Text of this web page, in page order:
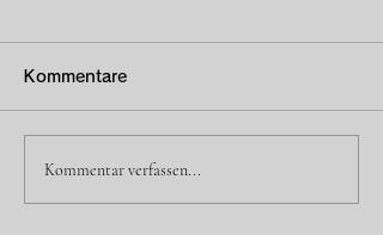
ist Seiko (Oma)?
Medien/Exorzisten“
neben „Nube“ und „Blue
Manga-Blogger! Unter den
faszinierenden Charakteren
Kommentare
Kommentar verfassen...